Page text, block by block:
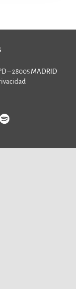
– 28005 MADRID